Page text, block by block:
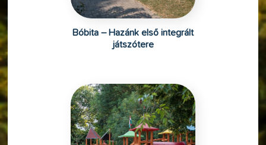
Bóbita – Hazánk első integrált
játszótere